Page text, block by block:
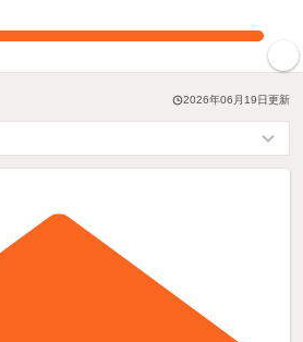
2026年06月19日更新